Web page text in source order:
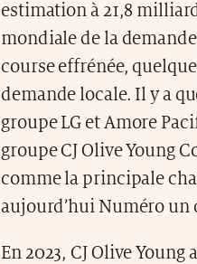
estimation à 21,8
mondiale de la
course effrénée,
demande locale. Il y a
groupe LG et Amore
groupe CJ Olive Young
comme la principale
aujourd’hui Numéro un
En 2023, CJ Olive